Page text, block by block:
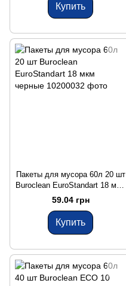
Купить
Пакеты для мусора 60л 20 шт
Buroclean EuroStandart 18 мкм
черные
59.04 грн
Купить